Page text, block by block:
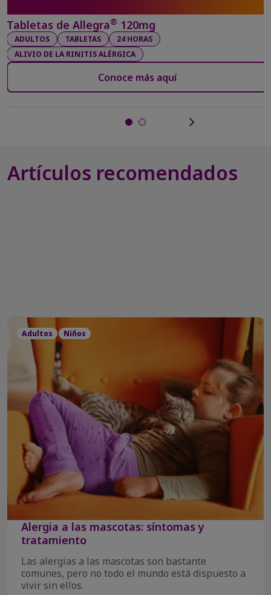
Tabletas de Allegra® 120mg
ADULTOS TABLETAS
24 HORAS
ALIVIO DE LA RINITIS ALÉRGICA
Conoce más aquí
Artículos recomendados
Adultos Niños
Alergia a las mascotas: síntomas y
tratamiento
Las alergias a las mascotas son bastante
comunes, pero no todo el mundo está dispuesto a
vivir sin ellos.